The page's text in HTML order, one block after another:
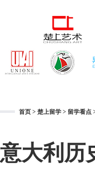
首页 > 楚上留学 > 留学看点
意大利历